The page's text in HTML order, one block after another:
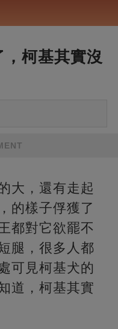
柯基其實沒
大，還有走起
的樣子俘獲了
都對它欲罷不
腿，很多人都
可見柯基犬的
道，柯基其實